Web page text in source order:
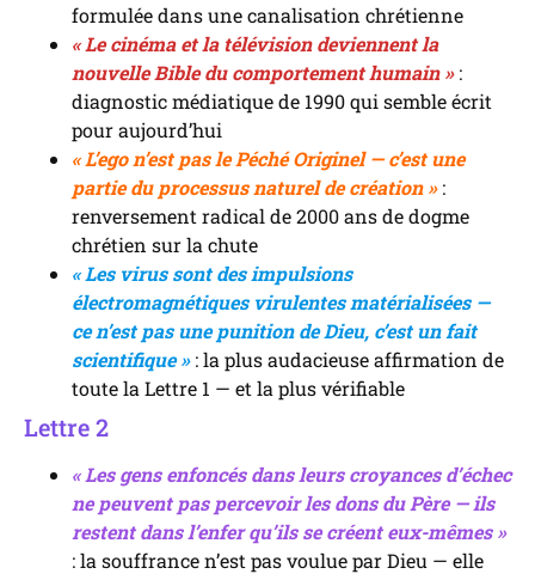
formulée dans une canalisation chrétienne
« Le cinéma et la télévision deviennent la
nouvelle Bible du comportement humain »:
diagnostic médiatique de 1990 qui semble écrit
pour aujourd’hui
« L’ego n’est pas le Péché Originel — c’est une
partie du processus naturel de création »:
renversement radical de 2000 ans de dogme
chrétien sur la chute
« Les virus sont des impulsions
électromagnétiques virulentes matérialisées —
ce n’est pas une punition de Dieu, c’est un fait
scientifique »: la plus audacieuse affirmation de
toute la Lettre 1 — et la plus vérifiable
Lettre 2
« Les gens enfoncés dans leurs croyances d’échec
ne peuvent pas percevoir les dons du Père — ils
restent dans l’enfer qu’ils se créent eux-mêmes »
: la souffrance n’est pas voulue par Dieu — elle